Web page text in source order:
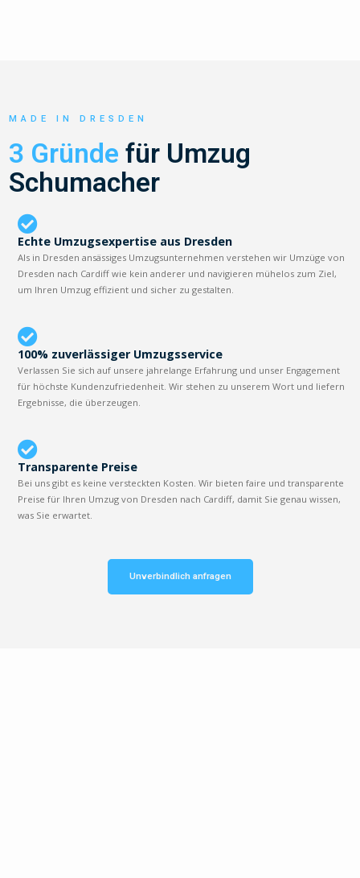
MADE IN DRESDEN
3 Gründe für Umzug
Schumacher
Echte Umzugsexpertise aus Dresden
Als in Dresden ansässiges Umzugsunternehmen verstehen wir Umzüge von
Dresden nach Cardiff wie kein anderer und navigieren mühelos zum Ziel,
um Ihren Umzug effizient und sicher zu gestalten.
100% zuverlässiger Umzugsservice
Verlassen Sie sich auf unsere jahrelange Erfahrung und unser Engagement
für höchste Kundenzufriedenheit. Wir stehen zu unserem Wort und liefern
Ergebnisse, die überzeugen.
Transparente Preise
Bei uns gibt es keine versteckten Kosten. Wir bieten faire und transparente
Preise für Ihren Umzug von Dresden nach Cardiff, damit Sie genau wissen,
was Sie erwartet.
Unverbindlich anfragen